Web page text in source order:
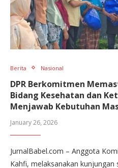
Berita Nasional
DPR Berkomitmen
Bidang Kesehatan dan
Menjawab Kebutuhan
January 26, 2026
JurnalBabel.com – Anggota
Kahfi, melaksanakan kunjungan